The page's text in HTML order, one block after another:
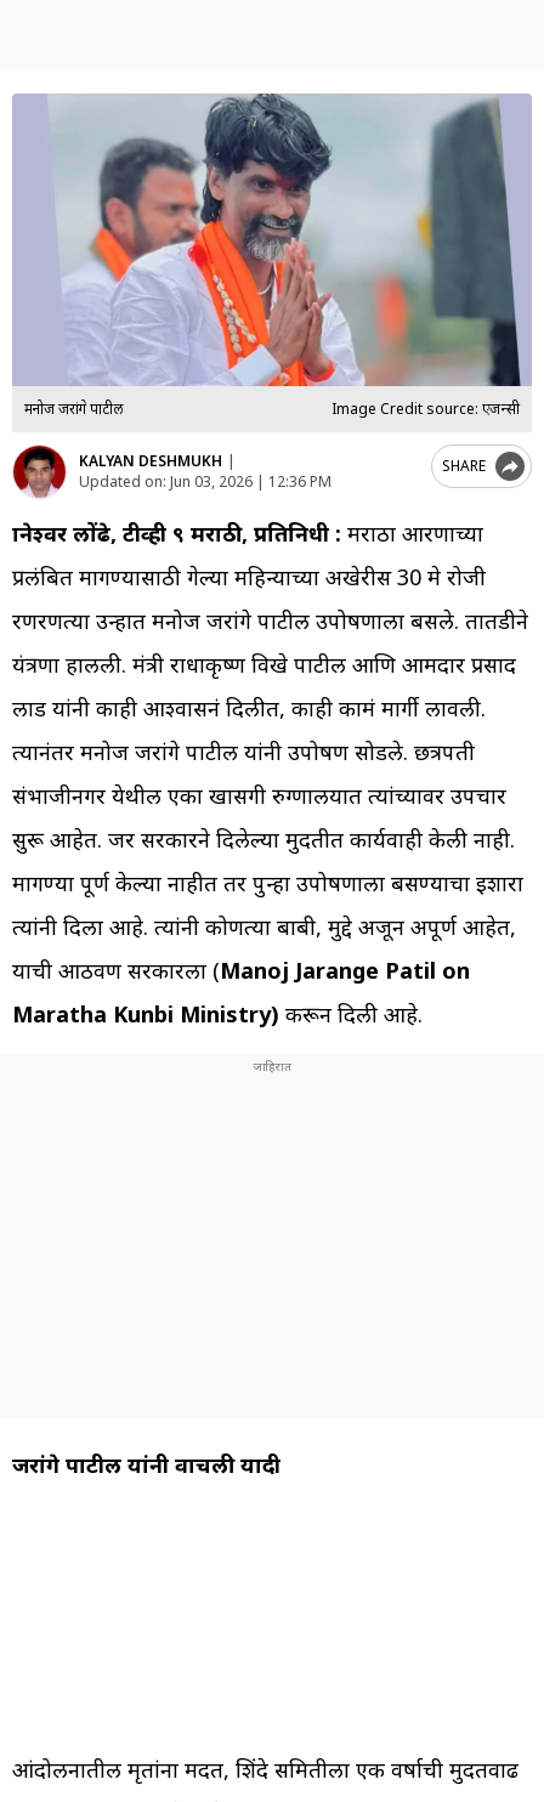
मनोज जरांगे पाटील Image Credit source: एजन्सी
KALYAN DESHMUKH |
Updated on: Jun 03, 2026 | 12:36 PM
SHARE
ज्ञानेश्वर लोंढे, टीव्ही ९ मराठी, प्रतिनिधी : मराठा आरक्षणाच्या
प्रलंबित मागण्यासाठी गेल्या महिन्याच्या अखेरीस 30 मे रोजी
रणरणत्या उन्हात मनोज जरांगे पाटील उपोषणाला बसले. तातडीने
यंत्रणा हालली. मंत्री राधाकृष्ण विखे पाटील आणि आमदार प्रसाद
लाड यांनी काही आश्वासनं दिलीत, काही कामं मार्गी लावली.
त्यानंतर मनोज जरांगे पाटील यांनी उपोषण सोडले. छत्रपती
संभाजीनगर येथील एका खासगी रुग्णालयात त्यांच्यावर उपचार
सुरू आहेत. जर सरकारने दिलेल्या मुदतीत कार्यवाही केली नाही.
मागण्या पूर्ण केल्या नाहीत तर पुन्हा उपोषणाला बसण्याचा इशारा
त्यांनी दिला आहे. त्यांनी कोणत्या बाबी, मुद्दे अजून अपूर्ण आहेत,
याची आठवण सरकारला (Manoj Jarange Patil on
Maratha Kunbi Ministry) करून दिली आहे.
जरांगे पाटील यांनी वाचली यादी
आंदोलनातील मृतांना मदत, शिंदे समितीला एक वर्षाची मुदतवाढ